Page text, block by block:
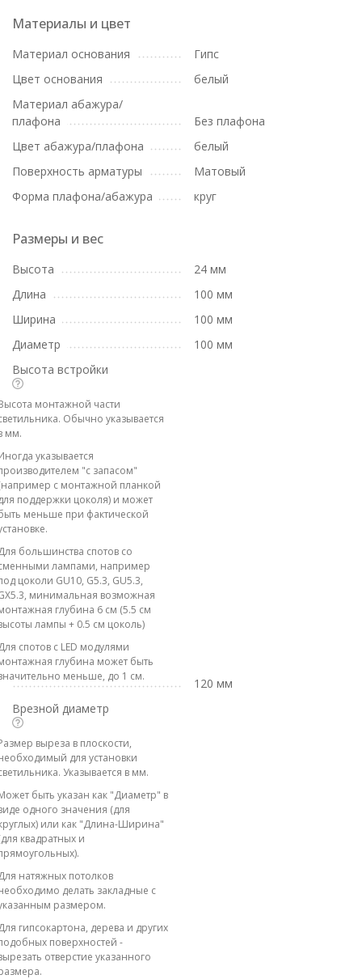
Материалы и цвет
Материал основания
Гипс
Цвет основания
белый
Материал абажура/
плафона
Без плафона
Цвет абажура/плафона
белый
Поверхность арматуры
Матовый
Форма плафона/абажура
круг
Размеры и вес
Высота
24 мм
Длина
100 мм
Ширина
100 мм
Диаметр
100 мм
Высота встройки
монтажной части
Обычно указывается
мм.
указывается
"с запасом"
с монтажной планкой
поддержки цоколя) и может
меньше при фактической
большинства спотов со
лампами, например
цоколи GU10, G5.3, GU5.3,
минимальная возможная
глубина 6 см (5.5 см
лампы + 0.5 см цоколь)
спотов с LED модулями
глубина может быть
меньше, до 1 см.
120 мм
Врезной диаметр
выреза в плоскости,
для установки
Указывается в мм.
быть указан как "Диаметр" в
одного значения (для
или как "Длина-Ширина"
квадратных и
натяжных потолков
делать закладные с
размером.
гипсокартона, дерева и других
поверхностей -
отверстие указанного